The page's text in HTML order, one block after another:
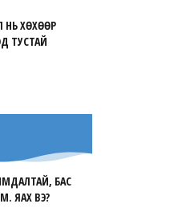
НЬ ХӨХӨӨР
ТУСТАЙ
БАС
ЯАХ ВЭ?